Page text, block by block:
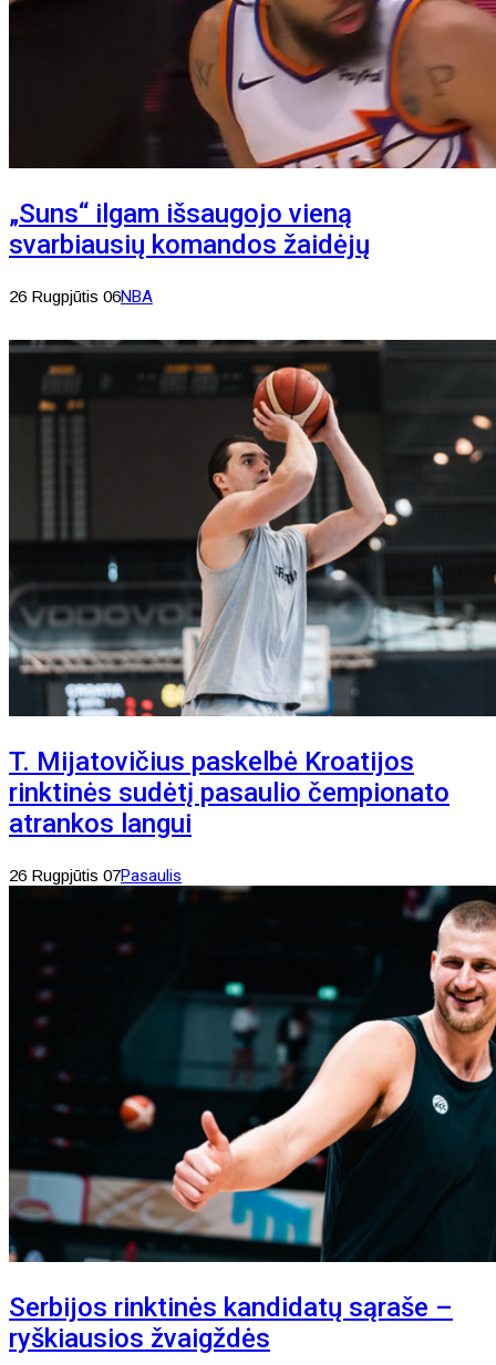
„Suns“ ilgam išsaugojo vieną
svarbiausių komandos žaidėjų
26 Rugpjūtis 06NBA
T. Mijatovičius paskelbė Kroatijos
rinktinės sudėtį pasaulio čempionato
atrankos langui
26 Rugpjūtis 07Pasaulis
Serbijos rinktinės kandidatų sąraše –
ryškiausios žvaigždės